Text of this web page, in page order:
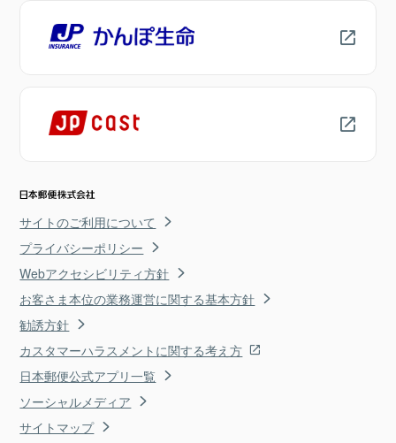
サイトのご利用について
プライバシーポリシー
Webアクセシビリティ方針
お客さま本位の業務運営に関する基本方針
勧誘方針
カスタマーハラスメントに関する考え方
日本郵便公式アプリ一覧
ソーシャルメディア
サイトマップ